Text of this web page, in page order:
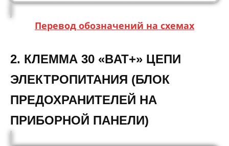
Перевод обозначений на схемах
2. КЛЕММА 30 «BAT+» ЦЕПИ
ЭЛЕКТРОПИТАНИЯ (БЛОК
ПРЕДОХРАНИТЕЛЕЙ НА
ПРИБОРНОЙ ПАНЕЛИ)